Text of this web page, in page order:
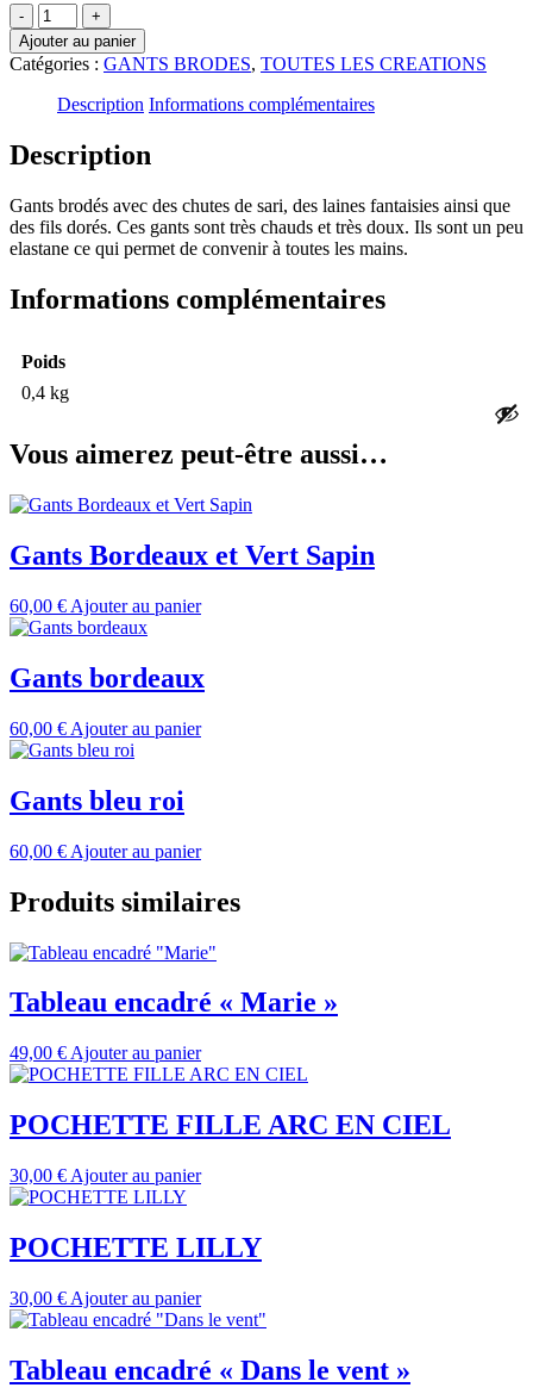
-
quantité
de
Gants
gris
rouge
brodés
+
Ajouter au panier
Catégories : GANTS BRODES, TOUTES LES CREATIONS
Description Informations complémentaires
Description
Gants brodés avec des chutes de sari, des laines fantaisies ainsi que
des fils dorés. Ces gants sont très chauds et très doux. Ils sont un peu
elastane ce qui permet de convenir à toutes les mains.
Informations complémentaires
Poids
0,4 kg
Vous aimerez peut-être aussi…
Gants Bordeaux et Vert Sapin
60,00 € Ajouter au panier
Gants bordeaux
60,00 € Ajouter au panier
Gants bleu roi
60,00 € Ajouter au panier
Produits similaires
Tableau encadré « Marie »
49,00 € Ajouter au panier
POCHETTE FILLE ARC EN CIEL
30,00 € Ajouter au panier
POCHETTE LILLY
30,00 € Ajouter au panier
Tableau encadré « Dans le vent »